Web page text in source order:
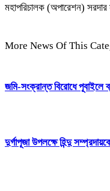
মহাপরিচালক (অপারেশন) সরদার
More News Of This
জমি-সংক্রান্ত বিরোধে
দুর্গাপূজা উপলক্ষে হিন্দু